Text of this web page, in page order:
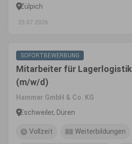
Zülpich
25.07.2026
SOFORTBEWERBUNG
Mitarbeiter für Lagerlogistik
(m/w/d)
Hammer GmbH & Co. KG
Eschweiler, Düren
Vollzeit Weiterbildungen